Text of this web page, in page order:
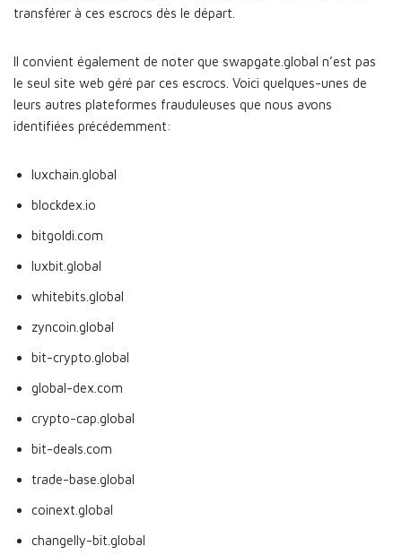
transférer à ces escrocs dès le départ.
Il convient également de noter que swapgate.global n’est pas
le seul site web géré par ces escrocs. Voici quelques-unes de
leurs autres plateformes frauduleuses que nous avons
identifiées précédemment:
luxchain.global
blockdex.io
bitgoldi.com
luxbit.global
whitebits.global
zyncoin.global
bit-crypto.global
global-dex.com
crypto-cap.global
bit-deals.com
trade-base.global
coinext.global
changelly-bit.global